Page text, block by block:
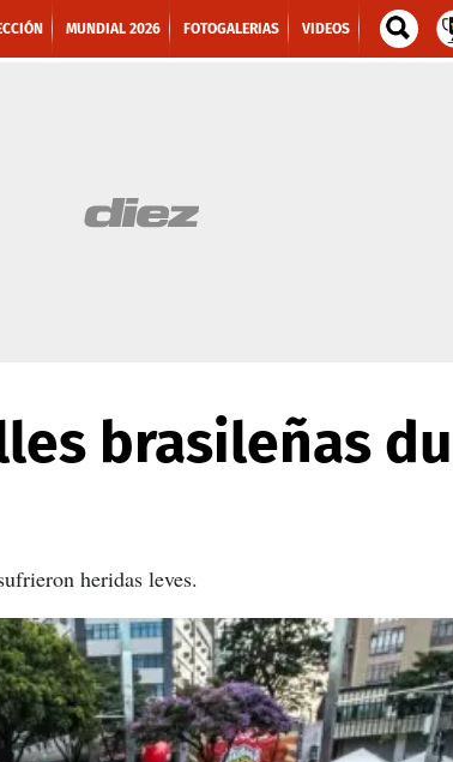
MUNDIAL 2026 FOTOGALERIAS VIDEOS
brasileñas
heridas leves.